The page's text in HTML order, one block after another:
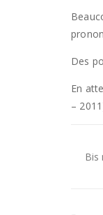
Des
En
–
Bis